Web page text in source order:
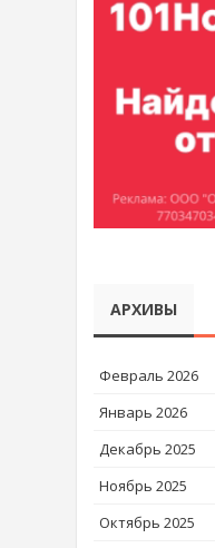
АРХИВЫ
Февраль 2026
Январь 2026
Декабрь 2025
Ноябрь 2025
Октябрь 2025